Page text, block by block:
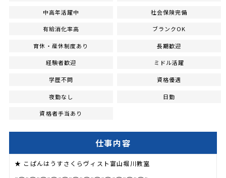
中高年活躍中 社会保険完備
有給消化率高 ブランクOK
育休・産休制度あり 長期歓迎
経験者歓迎 ミドル活躍
学歴不問 資格優遇
夜勤なし 日勤
資格者手当あり
仕事内容
★ こぱんはうすさくらヴィスト富山堀川教室